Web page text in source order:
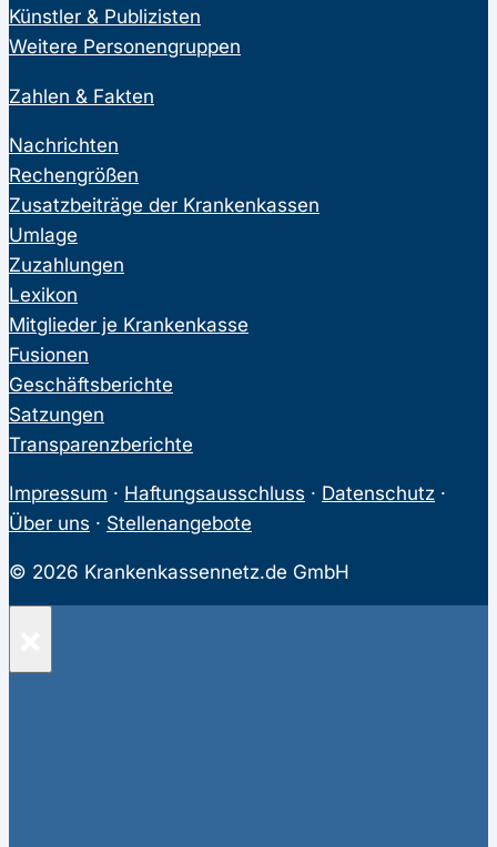
Künstler & Publizisten
Weitere Personengruppen
Zahlen & Fakten
Nachrichten
Rechengrößen
Zusatzbeiträge der Krankenkassen
Umlage
Zuzahlungen
Lexikon
Mitglieder je Krankenkasse
Fusionen
Geschäftsberichte
Satzungen
Transparenzberichte
Impressum · Haftungsausschluss · Datenschutz ·
Über uns · Stellenangebote
© 2026 Krankenkassennetz.de GmbH